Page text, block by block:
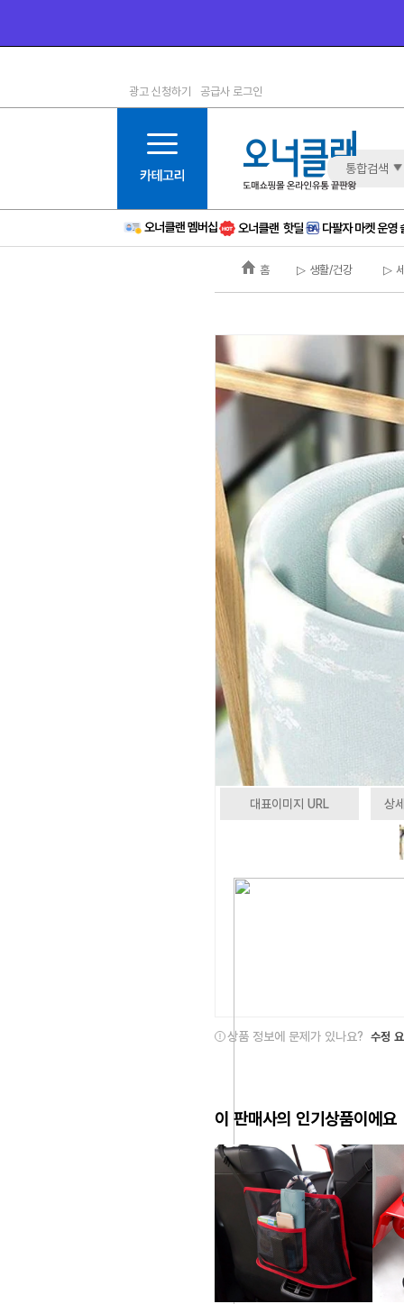
1등급
6등급
11등급
12등급
15등급
16등급
광고 신청하기 공급사 로그인
통합검색
홈 ▷ 생활/건강 ▷
대표이미지 URL 상
상품 정보에 문제가 있나요? 수정
이 판매사의 인기상품이에요